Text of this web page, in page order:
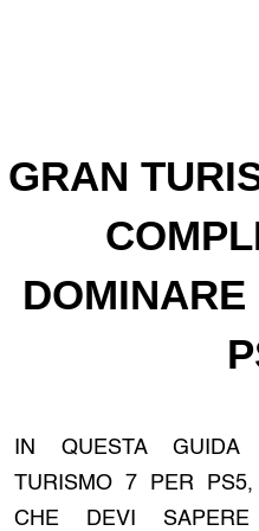
GRAN
IN QUESTA GUIDA
TURISMO 7 PER
CHE DEVI